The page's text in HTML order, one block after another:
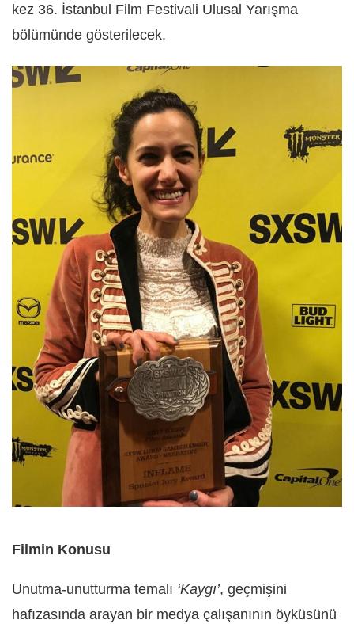
kez 36. İstanbul Film Festivali Ulusal Yarışma
bölümünde gösterilecek.
Filmin Konusu
Unutma-unutturma temalı ‘Kaygı’, geçmişini
hafızasında arayan bir medya çalışanının öyküsünü